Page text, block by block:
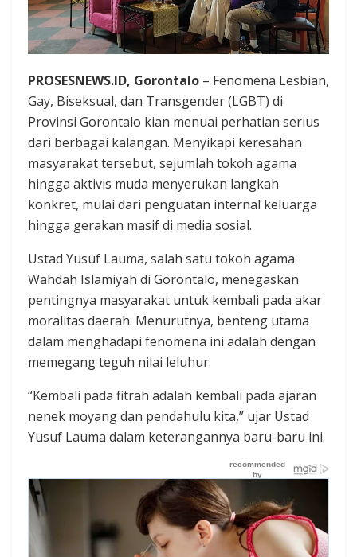
PROSESNEWS.ID, Gorontalo – Fenomena Lesbian,
Gay, Biseksual, dan Transgender (LGBT) di
Provinsi Gorontalo kian menuai perhatian serius
dari berbagai kalangan. Menyikapi keresahan
masyarakat tersebut, sejumlah tokoh agama
hingga aktivis muda menyerukan langkah
konkret, mulai dari penguatan internal keluarga
hingga gerakan masif di media sosial.
Ustad Yusuf Lauma, salah satu tokoh agama
Wahdah Islamiyah di Gorontalo, menegaskan
pentingnya masyarakat untuk kembali pada akar
moralitas daerah. Menurutnya, benteng utama
dalam menghadapi fenomena ini adalah dengan
memegang teguh nilai leluhur.
“Kembali pada fitrah adalah kembali pada ajaran
nenek moyang dan pendahulu kita,” ujar Ustad
Yusuf Lauma dalam keterangannya baru-baru ini.